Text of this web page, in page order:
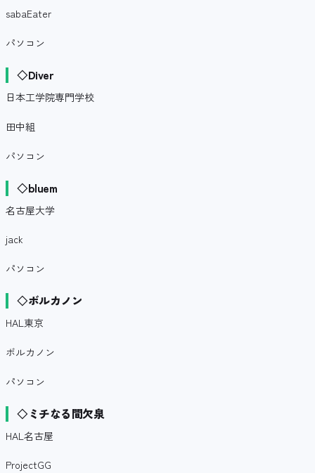
sabaEater
パソコン
◇Diver
日本工学院専門学校
田中組
パソコン
◇bluem
名古屋大学
jack
パソコン
◇ボルカノン
HAL東京
ボルカノン
パソコン
◇ミチなる間欠泉
HAL名古屋
ProjectGG